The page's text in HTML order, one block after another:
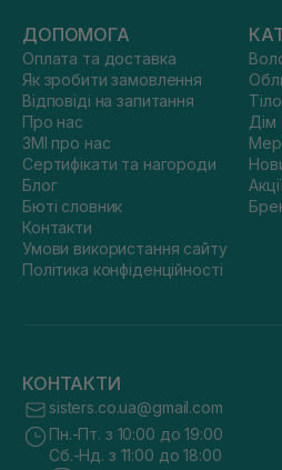
ДОПОМОГА
Оплата та доставка
Як зробити замовлення
Відповіді на запитання
Про нас
ЗМІ про нас
Сертифікати та нагороди
Блог
Бюті словник
Контакти
Умови використання сайту
Політика конфіденційності
Тіло
Дім
КОНТАКТИ
sisters.co.ua@gmail.com
Пн.-Пт. з 10:00 до 19:00
Сб.-Нд. з 11:00 до 18:00